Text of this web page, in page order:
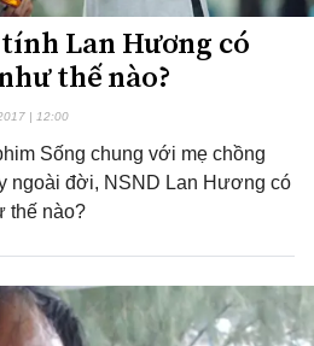
Lan Hương có
thế nào?
| 12:00
Sống chung với mẹ chồng
ngoài đời, NSND Lan Hương có
thế nào?